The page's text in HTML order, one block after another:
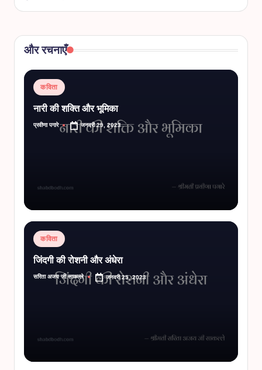
और रचनाएँ
Posted
कविता
नारी की शक्ति और भूमिका
Posted
प्रवीणा पगारे जनवरी 29, 2023
Posted
कविता
जिंदगी की रोशनी और अंधेरा
Posted
सरिता अजय जी साकल्ले जनवरी 25, 2023